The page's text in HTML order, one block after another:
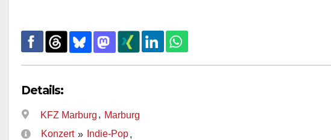
Details:
KFZ Marburg , Marburg
Konzert » Indie-Pop,